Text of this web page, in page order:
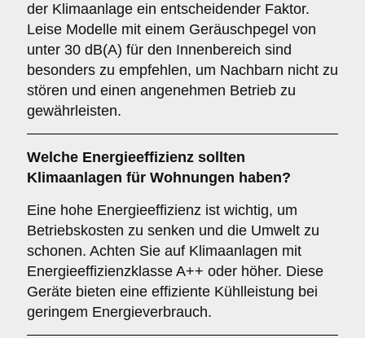
der Klimaanlage ein entscheidender Faktor.
Leise Modelle mit einem Geräuschpegel von
unter 30 dB(A) für den Innenbereich sind
besonders zu empfehlen, um Nachbarn nicht zu
stören und einen angenehmen Betrieb zu
gewährleisten.
Welche Energieeffizienz sollten
Klimaanlagen für Wohnungen haben?
Eine hohe Energieeffizienz ist wichtig, um
Betriebskosten zu senken und die Umwelt zu
schonen. Achten Sie auf Klimaanlagen mit
Energieeffizienzklasse A++ oder höher. Diese
Geräte bieten eine effiziente Kühlleistung bei
geringem Energieverbrauch.